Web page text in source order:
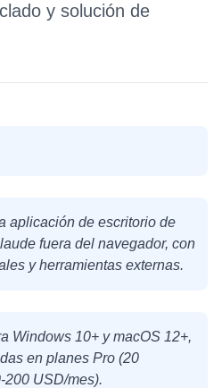
y solución de
aplicación de escritorio de
fuera del navegador, con
y herramientas externas.
Windows 10+ y macOS 12+,
en planes Pro (20
200 USD/mes).